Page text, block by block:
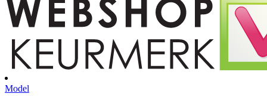
Model